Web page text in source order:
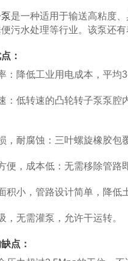
是一种适用于输送高粘度
污水处理等行业。该泵还
：
降低工业用电成本，平均3-
低转速的凸轮转子泵泵腔
耐腐蚀：三叶螺旋橡胶包覆
，成本低：无需移除管路即
小，管路设计简单，降低土
无需灌泵，允许干运转。
点：